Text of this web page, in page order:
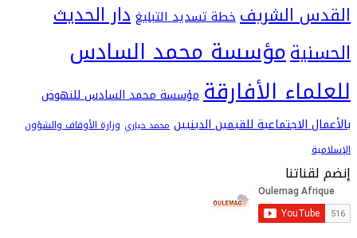
الشريفخطة تسديد التبليغدار الحديث
مؤسسة محمد السادس
الأفارقةمؤسسة محمد السادس للنهوض
الاجتماعية للقيمين الدينيين محمد خياري وزارة الأوقاف والشؤون